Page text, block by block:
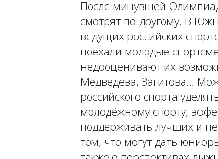
После минувшей
смотрят по-другому. В
ведущих российских
поехали молодые
недооценивают их
Медведева, Загитова…
российского спорта
молодёжному спорту,
поддерживать лучших и
том, что могут дать